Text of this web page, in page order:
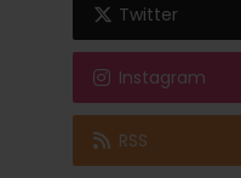
Twitter
Instagram
RSS